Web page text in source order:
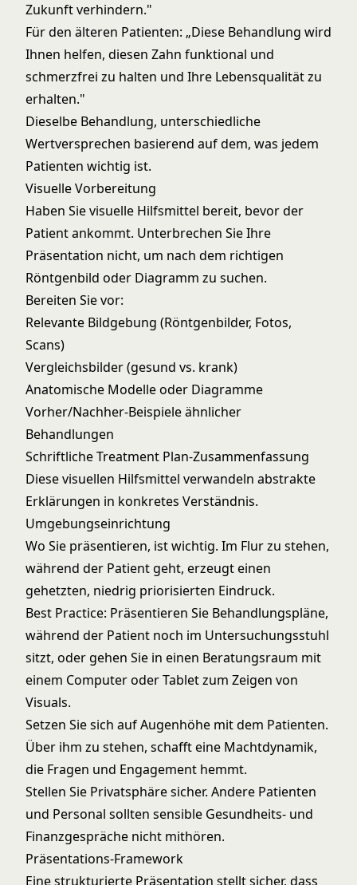
Zukunft verhindern."
Für den älteren Patienten: „Diese Behandlung wird
Ihnen helfen, diesen Zahn funktional und
schmerzfrei zu halten und Ihre Lebensqualität zu
erhalten."
Dieselbe Behandlung, unterschiedliche
Wertversprechen basierend auf dem, was jedem
Patienten wichtig ist.
Visuelle Vorbereitung
Haben Sie visuelle Hilfsmittel bereit, bevor der
Patient ankommt. Unterbrechen Sie Ihre
Präsentation nicht, um nach dem richtigen
Röntgenbild oder Diagramm zu suchen.
Bereiten Sie vor:
Relevante Bildgebung (Röntgenbilder, Fotos,
Scans)
Vergleichsbilder (gesund vs. krank)
Anatomische Modelle oder Diagramme
Vorher/Nachher-Beispiele ähnlicher
Behandlungen
Schriftliche Treatment Plan-Zusammenfassung
Diese visuellen Hilfsmittel verwandeln abstrakte
Erklärungen in konkretes Verständnis.
Umgebungseinrichtung
Wo Sie präsentieren, ist wichtig. Im Flur zu stehen,
während der Patient geht, erzeugt einen
gehetzten, niedrig priorisierten Eindruck.
Best Practice: Präsentieren Sie Behandlungspläne,
während der Patient noch im Untersuchungsstuhl
sitzt, oder gehen Sie in einen Beratungsraum mit
einem Computer oder Tablet zum Zeigen von
Visuals.
Setzen Sie sich auf Augenhöhe mit dem Patienten.
Über ihm zu stehen, schafft eine Machtdynamik,
die Fragen und Engagement hemmt.
Stellen Sie Privatsphäre sicher. Andere Patienten
und Personal sollten sensible Gesundheits- und
Finanzgespräche nicht mithören.
Präsentations-Framework
Eine strukturierte Präsentation stellt sicher, dass